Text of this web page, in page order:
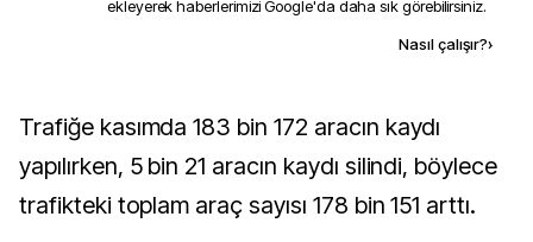
ekleyerek haberlerimizi Google'da daha sık görebilirsiniz.
Nasıl çalışır?›
Trafiğe kasımda 183 bin 172 aracın kaydı
yapılırken, 5 bin 21 aracın kaydı silindi, böylece
trafikteki toplam araç sayısı 178 bin 151 arttı.